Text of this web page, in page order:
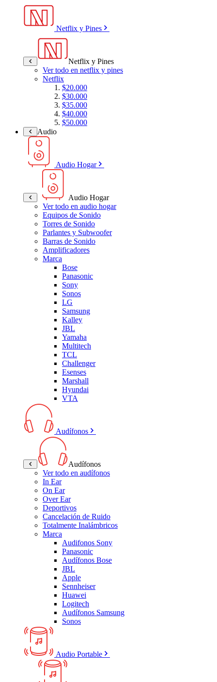
Netflix y Pines
Netflix y Pines
Ver todo en netflix y pines
Netflix
$20.000
$30.000
$35.000
$40.000
$50.000
Audio
Audio Hogar
Audio Hogar
Ver todo en audio hogar
Equipos de Sonido
Torres de Sonido
Parlantes y Subwoofer
Barras de Sonido
Amplificadores
Marca
Bose
Panasonic
Sony
Sonos
LG
Samsung
Kalley
JBL
Yamaha
Multitech
TCL
Challenger
Esenses
Marshall
Hyundai
VTA
Audífonos
Audífonos
Ver todo en audífonos
In Ear
On Ear
Over Ear
Deportivos
Cancelación de Ruido
Totalmente Inalámbricos
Marca
Audifonos Sony
Panasonic
Audífonos Bose
JBL
Apple
Sennheiser
Huawei
Logitech
Audífonos Samsung
Sonos
Audio Portable